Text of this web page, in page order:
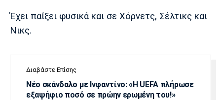
Έχει παίξει φυσικά και σε Χόρνετς, Σέλτικς και
Νικς.
Διαβάστε Επίσης
Νέο σκάνδαλο με Ινφαντίνο: «Η UEFA πλήρωσε
εξαψήφιο ποσό σε πρώην ερωμένη του!»